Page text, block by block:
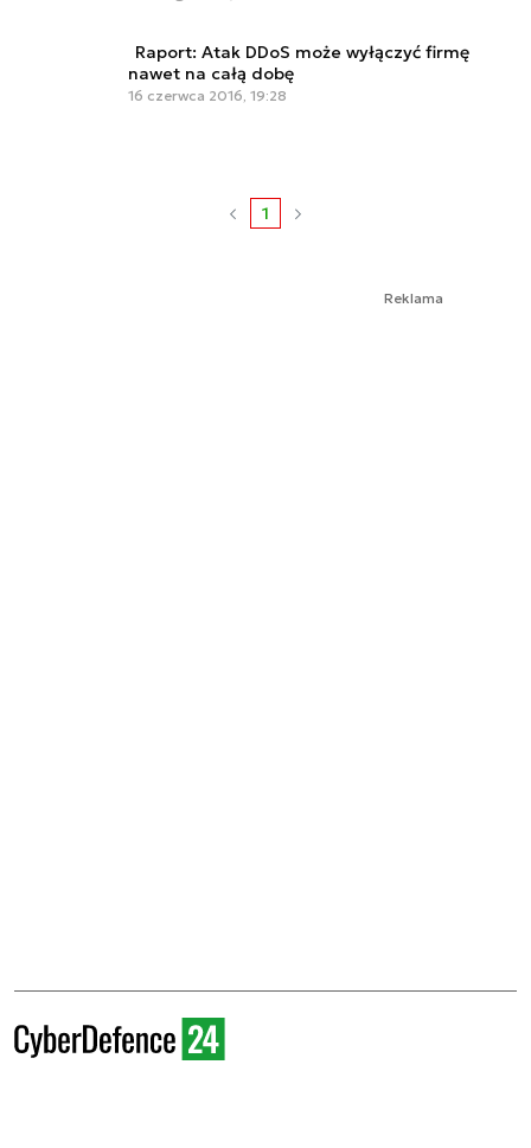
Raport: Atak DDoS może wyłączyć firmę
nawet na całą dobę
16 czerwca 2016, 19:28
1
Reklama